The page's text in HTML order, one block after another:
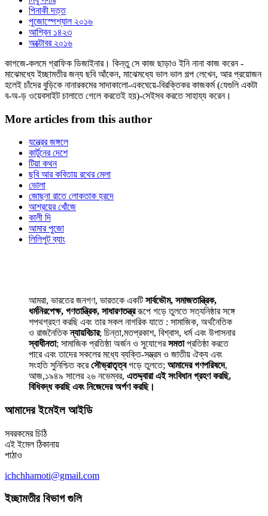
পিনাকী দত্ত
পুজোস্পেশ্যাল ২০১৬
আশ্বিন ১৪২৩
অক্টোবর ২০১৬
কাগজে-কলমে গ্রাফিক ডিজাইনার। কিন্তু সে কাজ ছাড়াও ইনি নানা কাজ করেন -
মাঝেমধ্যে ইচ্ছামতীর জন্য ছবি আঁকেন, মাঝেমধ্যে ভাল ভাল গল্প লেখেন, আর প্রয়োজন
হলেই চাঁদের বুড়িকে নানারকমের সাদাকালো-একঘেয়ে-বিরক্তিকর কাজকর্ম (যেগুলি একটা
ব-অ-ড় ওয়েবসাইট চালাতে গেলে করতেই হয়)-সেইসব করতে সাহায্য করেন।
More articles from this author
যন্ত্রের জঙ্গলে
কার্টুনের দেশে
টিয়া কথন
ছবি আর কবিতায় রথের মেলা
ভোলা
জোছনা রাতে লোকতাক হ্রদে
আশ্রয়ের খোঁজে
কালী দি
আমার পুজো
লিলিপুট ব্যাং
আমরা, ভারতের জনগণ, ভারতকে একটিসার্বভৌম, সমাজতান্ত্রিক,
ধর্মনিরপেক্ষ, গণতান্ত্রিক, সাধারণতন্ত্ররূপে গড়ে তুলতে সত্যনিষ্ঠার সঙ্গে
শপথগ্রহণ করছি এবং তার সকল নাগরিক যাতে : সামাজিক, অর্থনৈতিক
ও রাজনৈতিকন্যায়বিচার; চিন্তা,মতপ্রকাশ, বিশ্বাস, ধর্ম এবং উপাসনার
স্বাধীনতা; সামাজিক প্রতিষ্ঠা অর্জন ও সুযোগেরসমতাপ্রতিষ্ঠা করতে
পারে এবং তাদের সকলের মধ্যে ব্যক্তি-সম্ভ্রম ও জাতীয় ঐক্য এবং
সংহতি সুনিশ্চিত করেসৌভ্রাতৃত্বগড়ে তুলতে; আমাদের গণপরিষদে,
আজ,১৯৪৯ সালের ২৬ নভেম্বর, এতদ্দ্বারা এই সংবিধান গ্রহণ করছি,
বিধিবদ্ধ করছি এবং নিজেদের অর্পণ করছি।
আমাদের ইমেইল আইডি
সবরকমের চিঠি
এই ইমেল ঠিকানায়
পাঠাও
ichchhamoti@gmail.com
ইচ্ছামতীর বিভাগ গুলি